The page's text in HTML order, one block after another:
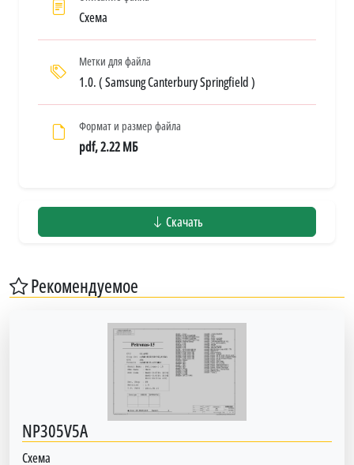
Схема
Метки для файла
1.0. ( Samsung Canterbury Springfield )
Формат и размер файла
pdf, 2.22 МБ
Скачать
Рекомендуемое
NP305V5A
Схема